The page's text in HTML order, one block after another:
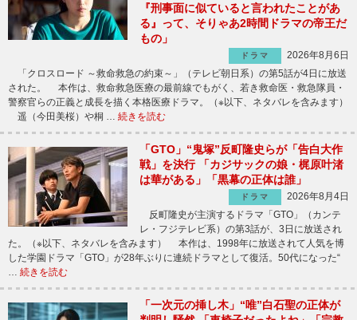
『刑事面に似ていると言われたことがあ
る』って、そりゃあ2時間ドラマの帝王だ
もの」
ドラマ
2026年8月6日
「クロスロード ～救命救急の約束～」（テレビ朝日系）の第5話が4日に放送
された。 本作は、救命救急医療の最前線でもがく、若き救命医・救急隊員・
警察官らの正義と成長を描く本格医療ドラマ。（※以下、ネタバレを含みます）
遥（今田美桜）や桐 … 続きを読む
「GTO」“鬼塚”反町隆史らが「告白大作
戦」を決行 「カジサックの娘・梶原叶渚
は華がある」「黒幕の正体は誰」
ドラマ
2026年8月4日
反町隆史が主演するドラマ「GTO」（カンテ
レ・フジテレビ系）の第3話が、3日に放送され
た。（※以下、ネタバレを含みます） 本作は、1998年に放送されて人気を博
した学園ドラマ「GTO」が28年ぶりに連続ドラマとして復活。50代になった“
… 続きを読む
「一次元の挿し木」“唯”白石聖の正体が